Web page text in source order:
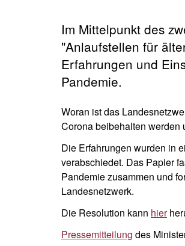
Im Mittelpunkt des
"Anlaufstellen für
Erfahrungen und
Pandemie.
Woran ist das
Corona beibehalten werden
Die Erfahrungen wurden in
verabschiedet. Das Papier
Pandemie zusammen und
Landesnetzwerk.
Die Resolution kann hier
Pressemitteilung des